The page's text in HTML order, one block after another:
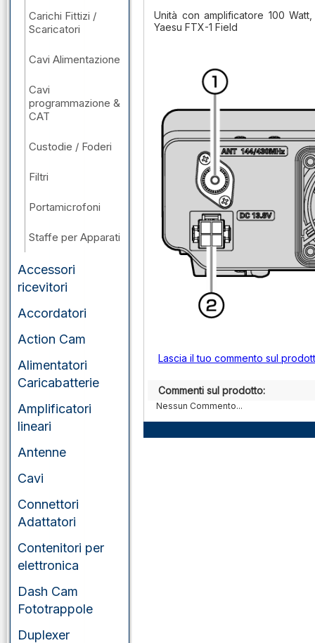
Carichi Fittizi /
Scaricatori
Cavi Alimentazione
Cavi
programmazione &
CAT
Custodie / Foderi
Filtri
Portamicrofoni
Staffe per Apparati
Accessori
ricevitori
Accordatori
Action Cam
Alimentatori
Caricabatterie
Amplificatori
lineari
Antenne
Cavi
Connettori
Adattatori
Contenitori per
elettronica
Dash Cam
Fototrappole
Duplexer
Unità con amplificatore 100
Yaesu FTX-1 Field
Lascia il tuo commento sul
Commenti sul prodotto:
Nessun Commento...